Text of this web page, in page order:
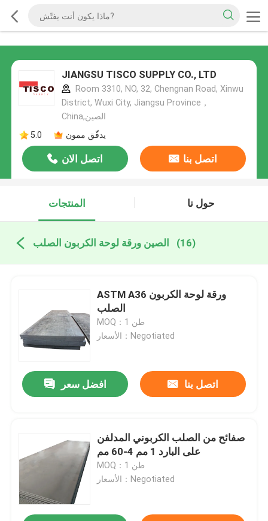
JIANGSU TISCO SUPPLY CO., LTD
Room 3310, NO, 32, Chengnan Road, Xinwu
District, Wuxi City, Jiangsu Province，
China,الصين
5.0
يدقّق ممون
اتصل الان اتصل بنا
المنتجات حول نا
الصين ورقة لوحة الكربون الصلب (16)
ASTM A36 ورقة لوحة الكربون
الصلب
MOQ：1 طن
الأسعار：Negotiated
افضل سعر اتصل بنا
صفائح من الصلب الكربوني المدلفن
على البارد 1 مم 4-60 مم
MOQ：1 طن
الأسعار：Negotiated